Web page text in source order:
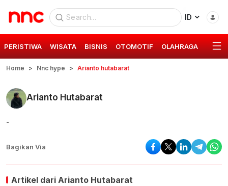
ID
PERISTIWA WISATA BISNIS OTOMOTIF OLAHRAGA GAYA
Home Nnc hype Arianto hutabarat
Arianto Hutabarat
-
Bagikan Via
Artikel dari Arianto Hutabarat